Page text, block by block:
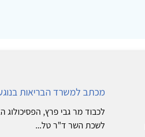
מכתב למשרד הבריאות
לכבוד מר גבי פרץ, הפסיכולוג
לשכת השר ד"ר טל...